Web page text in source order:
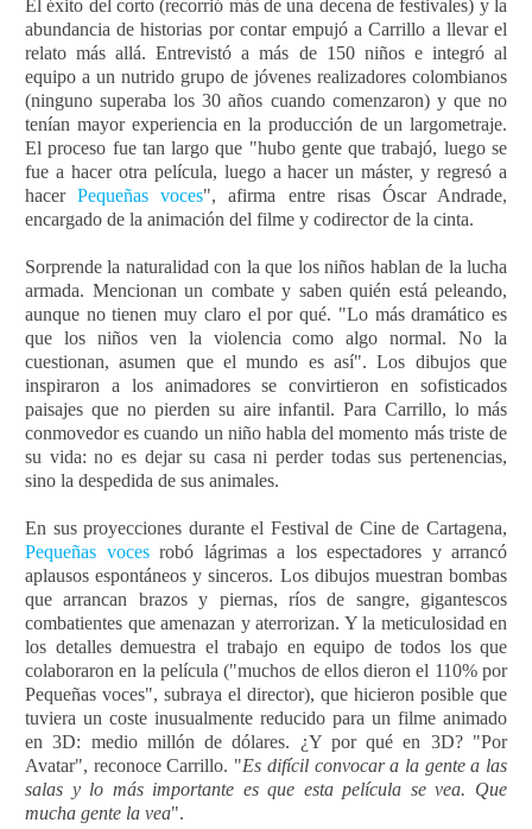
El éxito del corto (recorrió más de una decena de festivales) y la
abundancia de historias por contar empujó a Carrillo a llevar el
relato más allá. Entrevistó a más de 150 niños e integró al
equipo a un nutrido grupo de jóvenes realizadores colombianos
(ninguno superaba los 30 años cuando comenzaron) y que no
tenían mayor experiencia en la producción de un largometraje.
El proceso fue tan largo que "hubo gente que trabajó, luego se
fue a hacer otra película, luego a hacer un máster, y regresó a
hacerPequeñas voces", afirma entre risas Óscar Andrade,
encargado de la animación del filme y codirector de la cinta.
Sorprende la naturalidad con la que los niños hablan de la lucha
armada. Mencionan un combate y saben quién está peleando,
aunque no tienen muy claro el por qué. "Lo más dramático es
que los niños ven la violencia como algo normal. No la
cuestionan, asumen que el mundo es así". Los dibujos que
inspiraron a los animadores se convirtieron en sofisticados
paisajes que no pierden su aire infantil. Para Carrillo, lo más
conmovedor es cuando un niño habla del momento más triste de
su vida: no es dejar su casa ni perder todas sus pertenencias,
sino la despedida de sus animales.
En sus proyecciones durante el Festival de Cine de Cartagena,
Pequeñas vocesrobó lágrimas a los espectadores y arrancó
aplausos espontáneos y sinceros. Los dibujos muestran bombas
que arrancan brazos y piernas, ríos de sangre, gigantescos
combatientes que amenazan y aterrorizan. Y la meticulosidad en
los detalles demuestra el trabajo en equipo de todos los que
colaboraron en la película ("muchos de ellos dieron el 110% por
Pequeñas voces", subraya el director), que hicieron posible que
tuviera un coste inusualmente reducido para un filme animado
en 3D: medio millón de dólares. ¿Y por qué en 3D? "Por
Avatar", reconoce Carrillo. "Es difícil convocar a la gente a las
salas y lo más importante es que esta película se vea. Que
mucha gente la vea".